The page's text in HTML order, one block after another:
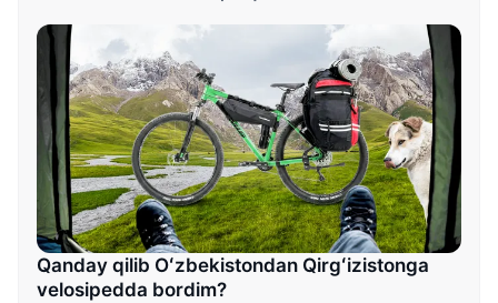
Qanday qilib Oʻzbekistondan Qirgʻizistonga
velosipedda bordim?